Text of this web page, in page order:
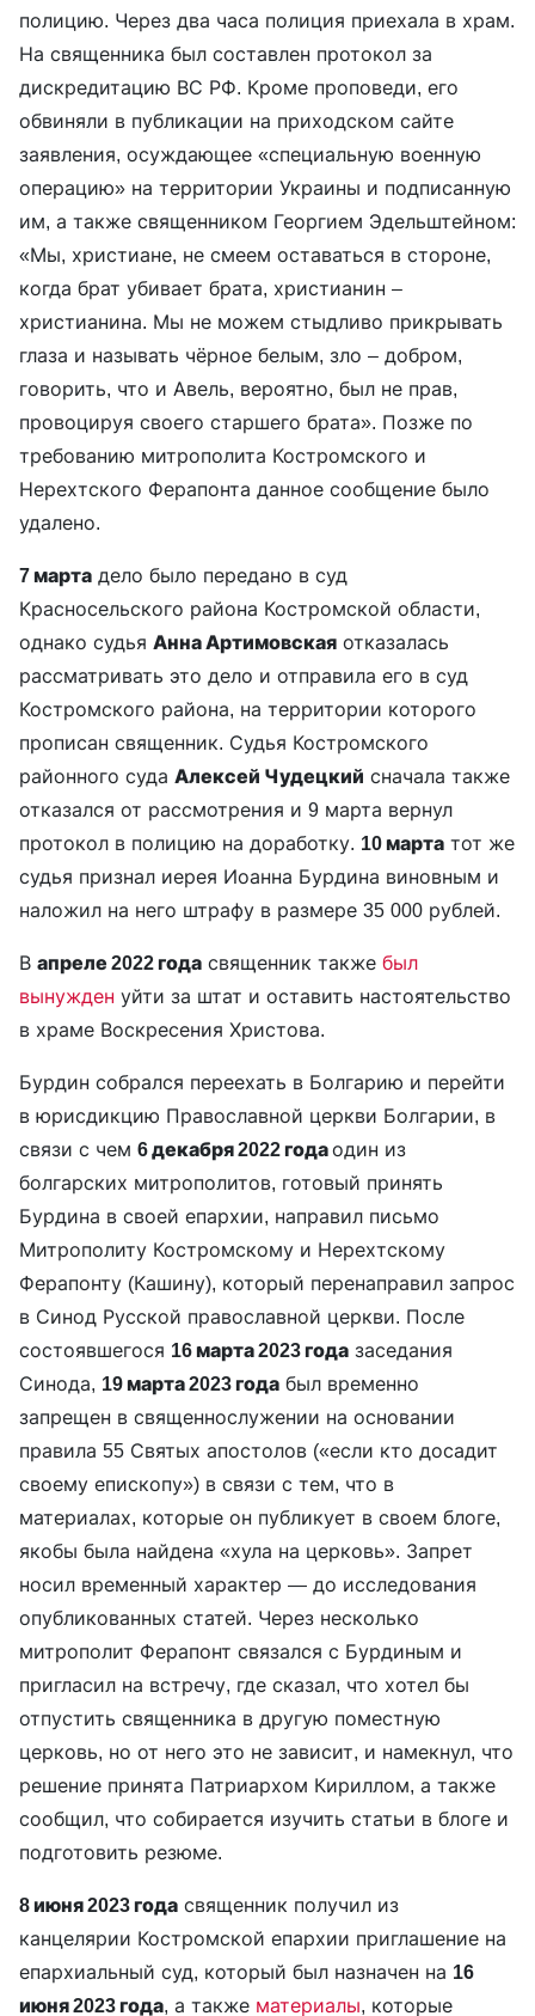
полицию. Через два часа полиция приехала в храм.
На священника был составлен протокол за
дискредитацию ВС РФ. Кроме проповеди, его
обвиняли в публикации на приходском сайте
заявления, осуждающее «специальную военную
операцию» на территории Украины и подписанную
им, а также священником Георгием Эдельштейном:
«Мы, христиане, не смеем оставаться в стороне,
когда брат убивает брата, христианин –
христианина. Мы не можем стыдливо прикрывать
глаза и называть чёрное белым, зло – добром,
говорить, что и Авель, вероятно, был не прав,
провоцируя своего старшего брата». Позже по
требованию митрополита Костромского и
Нерехтского Ферапонта данное сообщение было
удалено.
7 марта дело было передано в суд
Красносельского района Костромской области,
однако судья Анна Артимовская отказалась
рассматривать это дело и отправила его в суд
Костромского района, на территории которого
прописан священник. Судья Костромского
районного суда Алексей Чудецкий сначала также
отказался от рассмотрения и 9 марта вернул
протокол в полицию на доработку. 10 марта тот же
судья признал иерея Иоанна Бурдина виновным и
наложил на него штрафу в размере 35 000 рублей.
В апреле 2022 года священник также был
вынужден уйти за штат и оставить настоятельство
в храме Воскресения Христова.
Бурдин собрался переехать в Болгарию и перейти
в юрисдикцию Православной церкви Болгарии, в
связи с чем 6 декабря 2022 годаодин из
болгарских митрополитов, готовый принять
Бурдина в своей епархии, направил письмо
Митрополиту Костромскому и Нерехтскому
Ферапонту (Кашину), который перенаправил запрос
в Синод Русской православной церкви. После
состоявшегося 16 марта 2023 года заседания
Синода, 19 марта 2023 года был временно
запрещен в священнослужении на основании
правила 55 Святых апостолов («если кто досадит
своему епископу») в связи с тем, что в
материалах, которые он публикует в своем блоге,
якобы была найдена «хула на церковь». Запрет
носил временный характер — до исследования
опубликованных статей. Через несколько
митрополит Ферапонт связался с Бурдиным и
пригласил на встречу, где сказал, что хотел бы
отпустить священника в другую поместную
церковь, но от него это не зависит, и намекнул, что
решение принята Патриархом Кириллом, а также
сообщил, что собирается изучить статьи в блоге и
подготовить резюме.
8 июня 2023 года священник получил из
канцелярии Костромской епархии приглашение на
епархиальный суд, который был назначен на 16
июня 2023 года, а также материалы, которые